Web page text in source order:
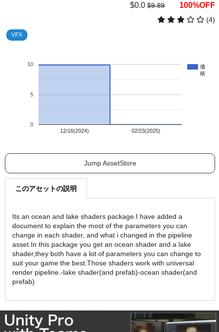
$0.0 $9.89 100%OFF
(4)
VFX
価
格
12/16(2024) 02/23(2025)
0
5
10
Jump AssetStore
このアセットの説明
Its an ocean and lake shaders package.I have added a
document to explain the most of the parameters you can
change in each shader, and what i changed in the pipeline
asset.In this package you get an ocean shader and a lake
shader,they both have a lot of parameters you can change to
suit your game the best.Those shaders work with universal
render pipeline.-lake shader(and prefab)-ocean shader(and
prefab)